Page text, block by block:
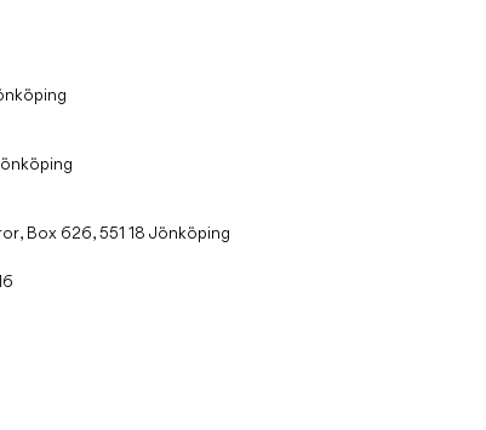
Box 626, 551 18 Jönköping